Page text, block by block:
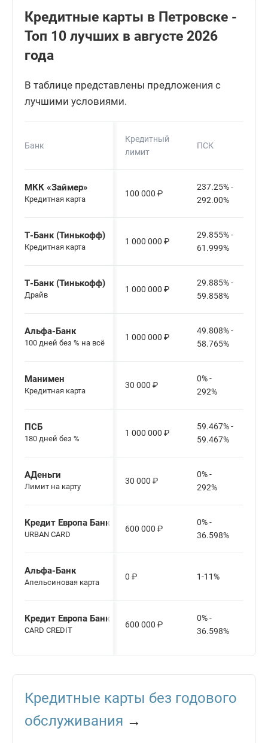
Кредитные карты в Петровске -
Топ 10 лучших в августе 2026
года
В таблице представлены предложения с
лучшими условиями.
Банк
Кредитный
лимит
ПСК
МКК «Займер»
Кредитная карта
100 000 ₽
237.25% -
292.00%
Т-Банк (Тинькофф)
Кредитная карта
1 000 000 ₽
29.855% -
61.999%
Т-Банк (Тинькофф)
Драйв
1 000 000 ₽
29.885% -
59.858%
Альфа-Банк
100 дней без % на всё
1 000 000 ₽
49.808% -
58.765%
Манимен
Кредитная карта
30 000 ₽
0% -
292%
ПСБ
180 дней без %
1 000 000 ₽
59.467% -
59.467%
АДеньги
Лимит на карту
30 000 ₽
0% -
292%
Кредит Европа Банк
URBAN CARD
600 000 ₽
0% -
36.598%
Альфа-Банк
Апельсиновая карта
0 ₽ 1-11%
Кредит Европа Банк
CARD CREDIT
600 000 ₽
0% -
36.598%
Кредитные карты без годового
обслуживания →